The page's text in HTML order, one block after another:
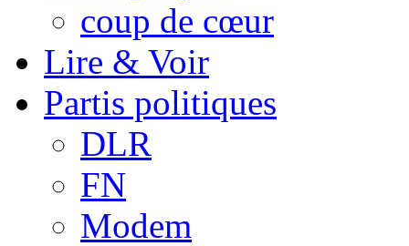
coup de cœur
Lire & Voir
Partis politiques
DLR
FN
Modem